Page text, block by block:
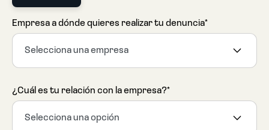
Empresa a dónde quieres realizar tu denuncia*
Selecciona una empresa
¿Cuál es tu relación con la empresa?*
Selecciona una opción